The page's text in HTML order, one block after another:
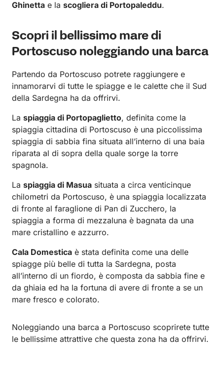
Ghinetta e la scogliera di Portopaleddu.
Scopri il bellissimo mare di
Portoscuso noleggiando una barca
Partendo da Portoscuso potrete raggiungere e
innamorarvi di tutte le spiagge e le calette che il Sud
della Sardegna ha da offrirvi.
La spiaggia di Portopaglietto, definita come la
spiaggia cittadina di Portoscuso è una piccolissima
spiaggia di sabbia fina situata all’interno di una baia
riparata al di sopra della quale sorge la torre
spagnola.
La spiaggia di Masua situata a circa venticinque
chilometri da Portoscuso, è una spiaggia localizzata
di fronte al faraglione di Pan di Zucchero, la
spiaggia a forma di mezzaluna è bagnata da una
mare cristallino e azzurro.
Cala Domestica è stata definita come una delle
spiagge più belle di tutta la Sardegna, posta
all’interno di un fiordo, è composta da sabbia fine e
da ghiaia ed ha la fortuna di avere di fronte a se un
mare fresco e colorato.
Noleggiando una barca a Portoscuso scoprirete tutte
le bellissime attrattive che questa zona ha da offrirvi.